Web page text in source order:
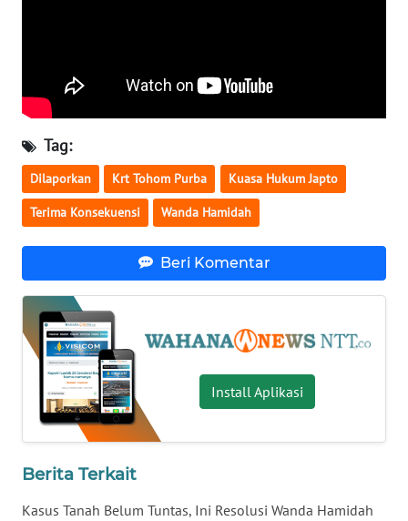
Tag:
Dilaporkan Krt Tohom Purba Kuasa Hukum Japto
Terima Konsekuensi Wanda Hamidah
Beri Komentar
Install Aplikasi
Berita Terkait
Kasus Tanah Belum Tuntas, Ini Resolusi Wanda Hamidah
WN
SULTENG
WN
SULBAR
WN
WN
SUMBAR
WN
SUMSEL
WN
BENGKULU
LAMPUNG